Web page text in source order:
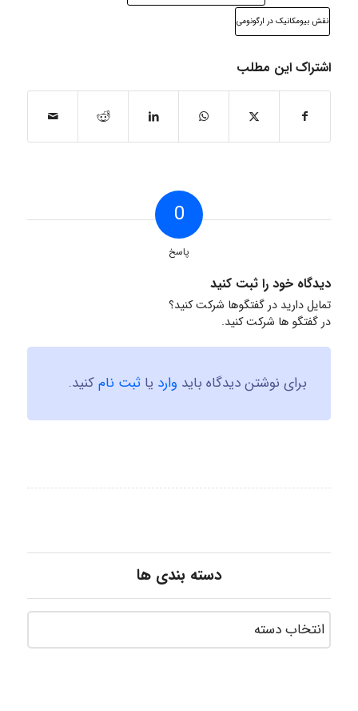
نقش بیومکانیک در ارگونومی
اشتراک این مطلب
0
پاسخ
دیدگاه خود را ثبت کنید
تمایل دارید در گفتگوها شرکت کنید؟
در گفتگو ها شرکت کنید.
برای نوشتن دیدگاه باید وارد یا ثبت نامکنید.
دسته بندی ها